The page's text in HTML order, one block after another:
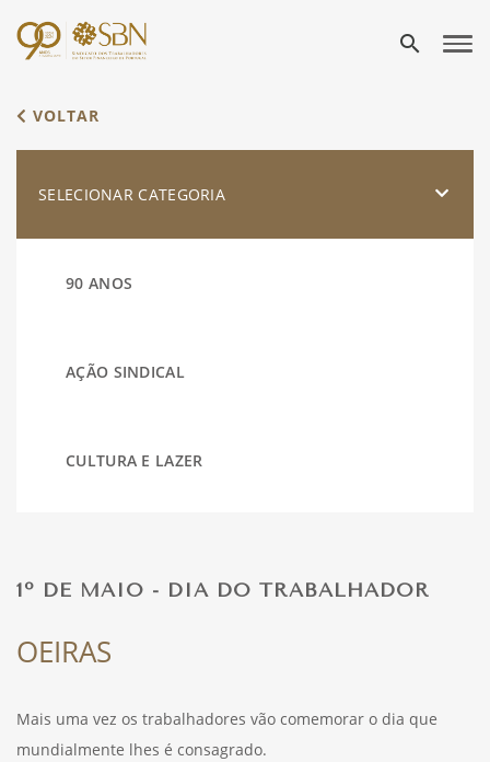
search
VOLTAR
SELECIONAR CATEGORIA
90 ANOS
AÇÃO SINDICAL
CULTURA E LAZER
FÉRIAS
SAÚDE
1º DE MAIO - DIA DO TRABALHADOR
OEIRAS
Mais uma vez os trabalhadores vão comemorar o dia que
mundialmente lhes é consagrado.